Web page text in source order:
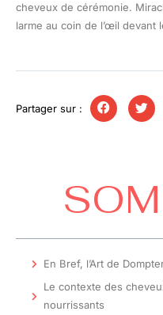
cheveux de cérémonie.
larme au coin de l’œil devant
Partager sur :
En Bref, l’Art de
Le contexte des
nourrissants